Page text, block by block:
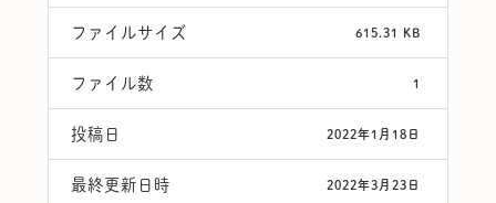
ファイルサイズ 615.31 KB
ファイル数 1
投稿日 2022年1月18日
最終更新日時 2022年3月23日